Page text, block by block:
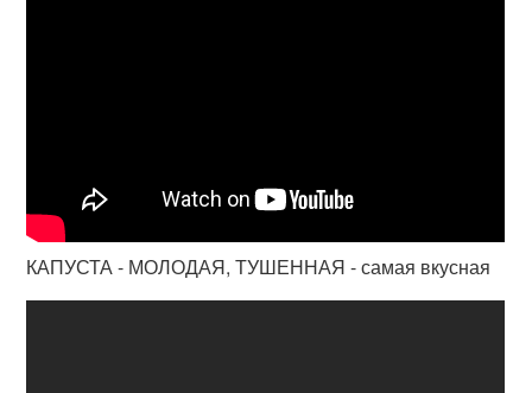
КАПУСТА - МОЛОДАЯ, ТУШЕННАЯ - самая вкусная